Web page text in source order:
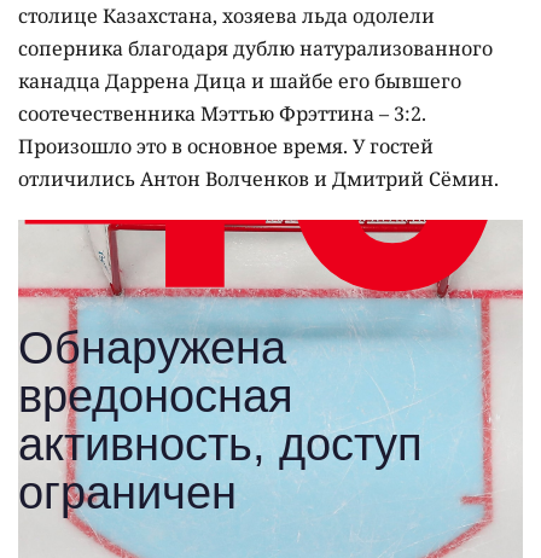
столице Казахстана, хозяева льда одолели
соперника благодаря дублю натурализованного
канадца Даррена Дица и шайбе его бывшего
соотечественника Мэттью Фрэттина – 3:2.
Произошло это в основное время. У гостей
отличились Антон Волченков и Дмитрий Сёмин.